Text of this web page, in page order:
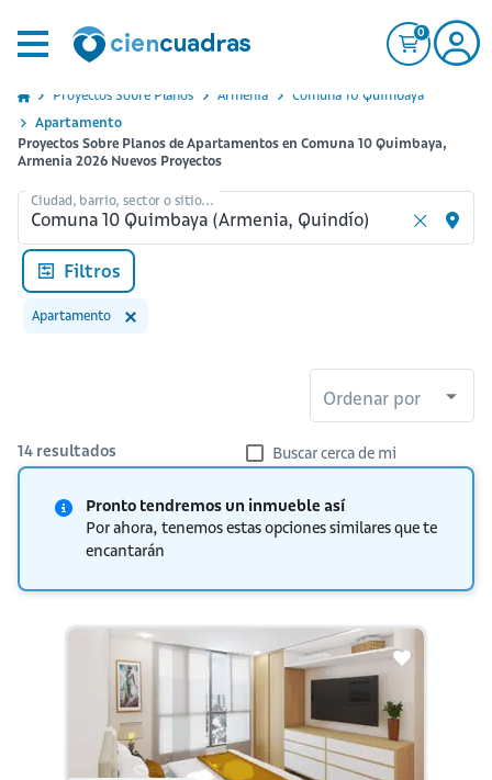
0
Proyectos Sobre Planos Armenia
Comuna 10 Quimbaya
Apartamento
Proyectos Sobre Planos de Apartamentos en Comuna 10 Quimbaya,
Armenia 2026 Nuevos Proyectos
Ciudad, barrio, sector o sitio...
Filtros
Apartamento
Ordenar por
14 resultados Buscar cerca de mi
Pronto tendremos un inmueble así
Por ahora, tenemos estas opciones similares que te
encantarán